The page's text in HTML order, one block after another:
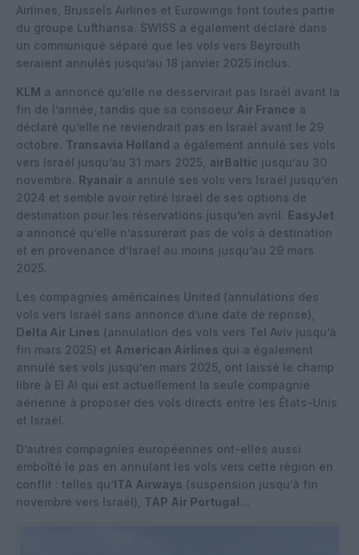
Airlines, Brussels Airlines et Eurowings font toutes partie
du groupe Lufthansa. SWISS a également déclaré dans
un communiqué séparé que les vols vers Beyrouth
seraient annulés jusqu’au 18 janvier 2025 inclus.
KLM a annoncé qu’elle ne desservirait pas Israël avant la
fin de l’année, tandis que sa consoeur Air France a
déclaré qu’elle ne reviendrait pas en Israël avant le 29
octobre. Transavia Holland a également annulé ses vols
vers Israël jusqu’au 31 mars 2025, airBaltic jusqu’au 30
novembre. Ryanair a annulé ses vols vers Israël jusqu’en
2024 et semble avoir retiré Israël de ses options de
destination pour les réservations jusqu’en avril. EasyJet
a annoncé qu’elle n’assurerait pas de vols à destination
et en provenance d’Israël au moins jusqu’au 29 mars
2025.
Les compagnies américaines United (annulations des
vols vers Israël sans annonce d’une date de reprise),
Delta Air Lines (annulation des vols vers Tel Aviv jusqu’à
fin mars 2025) et American Airlines qui a également
annulé ses vols jusqu’en mars 2025, ont laissé le champ
libre à El Al qui est actuellement la seule compagnie
aérienne à proposer des vols directs entre les États-Unis
et Israël.
D’autres compagnies européennes ont-elles aussi
emboîté le pas en annulant les vols vers cette région en
conflit : telles qu’ITA Airways (suspension jusqu’à fin
novembre vers Israël), TAP Air Portugal…